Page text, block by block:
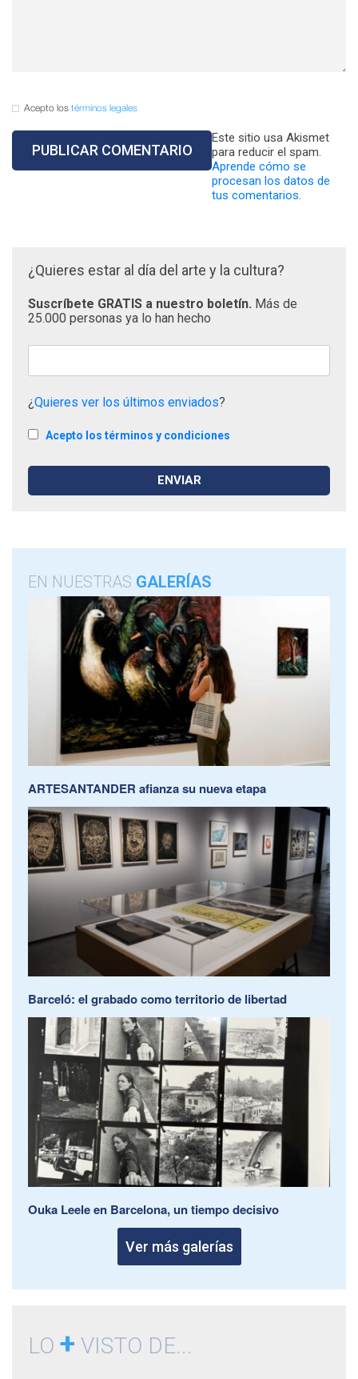
Acepto los términos legales
Este sitio usa Akismet
para reducir el spam.
Aprende cómo se
procesan los datos de
tus comentarios.
¿Quieres estar al día del arte y la cultura?
Suscríbete GRATIS a nuestro boletín. Más de
25.000 personas ya lo han hecho
¿Quieres ver los últimos enviados?
Acepto los términos y condiciones
EN NUESTRAS GALERÍAS
ARTESANTANDER afianza su nueva etapa
Barceló: el grabado como territorio de libertad
Ouka Leele en Barcelona, un tiempo decisivo
Ver más galerías
LO + VISTO DE...